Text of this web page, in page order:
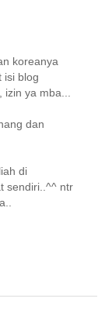
koreanya
isi blog
izin ya mba...
dan
di
sendiri..^^ ntr